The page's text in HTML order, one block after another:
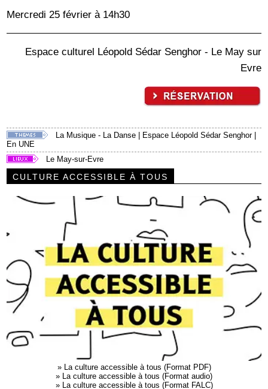
Mercredi 25 février à 14h30
Espace culturel Léopold Sédar Senghor - Le May sur
Evre
La Musique - La Danse Espace Léopold Sédar Senghor|
En UNE
Le May-sur-Evre
CULTURE ACCESSIBLE À TOUS
» La culture accessible à tous (Format PDF)
» La culture accessible à tous (Format audio)
» La culture accessible à tous (Format FALC)